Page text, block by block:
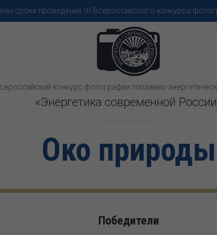
сроки проведения III Всероссийского конкурса
конкурс фотографии топливно-
«Энергетика современной
Око природы
Победители